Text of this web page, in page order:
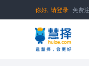
你好, 请登录 免费